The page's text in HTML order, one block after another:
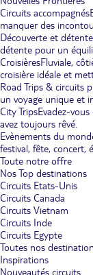
Circuits accompagnés
manquer des
Découverte et détente
détente pour un
CroisièresFluviale,
croisière idéale et
Road Trips & circuits
un voyage unique et
City TripsEvadez-
avez toujours rêvé.
Evènements du
festival, fête, concert,
Toute notre offre
Nos Top destinations
Circuits Etats-Unis
Circuits Canada
Circuits Vietnam
Circuits Inde
Circuits Egypte
Toutes nos
Inspirations
Nouveautés circuits